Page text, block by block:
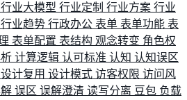
行业大模型 行业定制 行业方案 行业
行业趋势 行政办公 表单 表单功能 表
表单配置 表结构 观念转变 角色权
计算逻辑 认可标准 认知 认知误区
设计复用 设计模式 访客权限 访问风
误区 误解澄清 读写分离 豆包 负载